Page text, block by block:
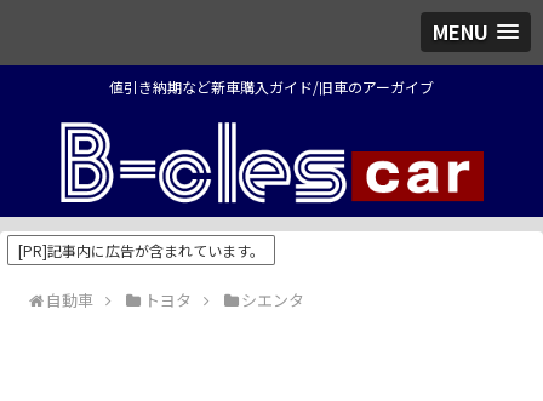
MENU
値引き納期など新車購入ガイド/旧車のアーガイブ
[PR]記事内に広告が含まれています。
自動車 トヨタ シエンタ